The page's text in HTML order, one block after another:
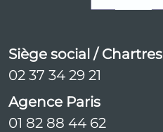
Siège social / Chartres
02 37 34 29 21
Agence Paris
01 82 88 44 62